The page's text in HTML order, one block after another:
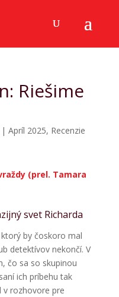
Riešime
| Apríl 2025, Recenzie
(prel. Tamara
svet Richarda
by čoskoro mal
detektívov nekončí. V
čo sa so skupinou
ich príbehu tak
v rozhovore pre